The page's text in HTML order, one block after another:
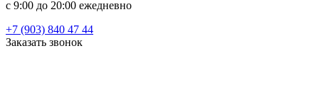
c 9:00 до 20:00 ежедневно
+7 (903) 840 47 44
Заказать звонок